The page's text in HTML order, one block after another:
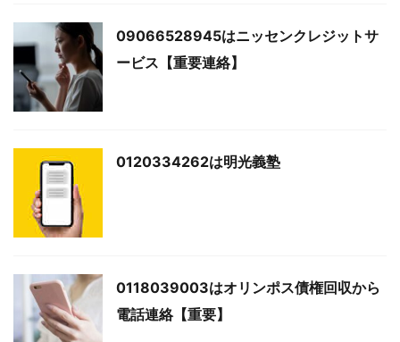
09066528945はニッセンクレジットサ
ービス【重要連絡】
0120334262は明光義塾
0118039003はオリンポス債権回収から
電話連絡【重要】